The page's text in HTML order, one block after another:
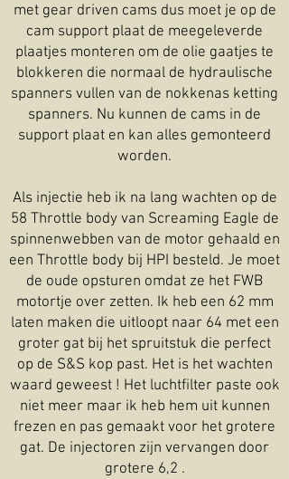
met gear driven cams dus moet je op de
cam support plaat de meegeleverde
plaatjes monteren om de olie gaatjes te
blokkeren die normaal de hydraulische
spanners vullen van de nokkenas ketting
spanners. Nu kunnen de cams in de
support plaat en kan alles gemonteerd
worden.
Als injectie heb ik na lang wachten op de
58 Throttle body van Screaming Eagle de
spinnenwebben van de motor gehaald en
een Throttle body bij HPI besteld. Je moet
de oude opsturen omdat ze het FWB
motortje over zetten. Ik heb een 62 mm
laten maken die uitloopt naar 64 met een
groter gat bij het spruitstuk die perfect
op de S&S kop past. Het is het wachten
waard geweest ! Het luchtfilter paste ook
niet meer maar ik heb hem uit kunnen
frezen en pas gemaakt voor het grotere
gat. De injectoren zijn vervangen door
grotere 6,2 .